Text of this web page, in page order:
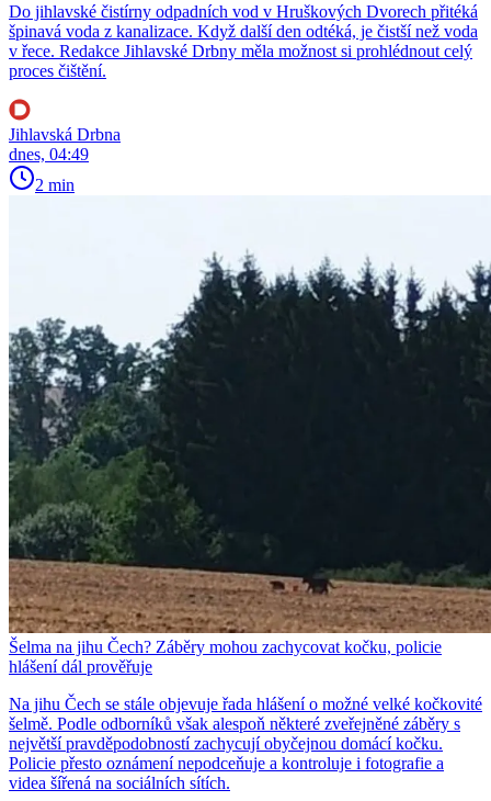
Do jihlavské čistírny odpadních vod v Hruškových Dvorech přitéká
špinavá voda z kanalizace. Když další den odtéká, je čistší než voda
v řece. Redakce Jihlavské Drbny měla možnost si prohlédnout celý
proces čištění.
Jihlavská Drbna
dnes, 04:49
2 min
Šelma na jihu Čech? Záběry mohou zachycovat kočku, policie
hlášení dál prověřuje
Na jihu Čech se stále objevuje řada hlášení o možné velké kočkovité
šelmě. Podle odborníků však alespoň některé zveřejněné záběry s
největší pravděpodobností zachycují obyčejnou domácí kočku.
Policie přesto oznámení nepodceňuje a kontroluje i fotografie a
videa šířená na sociálních sítích.